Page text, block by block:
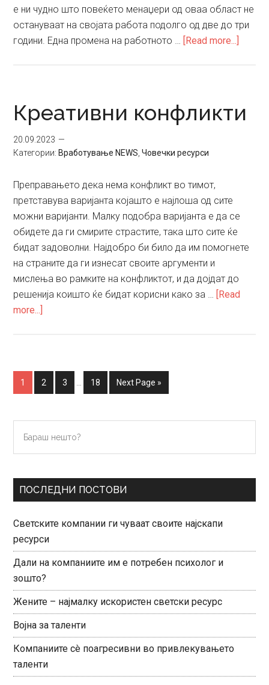
е ни чудно што повеќето менаџери од оваа област не
остануваат на својата работа подолго од две до три
години. Една промена на работното … [Read more...]
Креативни конфликти
20.09.2023
Категории: Вработување NEWS ,Човечки ресурси
Преправањето дека нема конфликт во тимот,
претставува варијанта којашто е најлоша од сите
можни варијанти. Малку подобра варијанта е да се
обидете да ги смирите страстите, така што сите ќе
бидат задоволни. Најдобро би било да им помогнете
на страните да ги изнесат своите аргументи и
мислења во рамките на конфликтот, и да дојдат до
решенија коишто ќе бидат корисни како за … [Read
more...]
Go
to
1
Go
to
2
Go
to
3
Interim
Go
to
18
Go
to
Next Page »
Primary
Sidebar
нешто?
ПОСЛЕДНИ ПОСТОВИ
Светските компании ги чуваат своите најскапи
ресурси
Дали на компаниите им е потребен психолог и
зошто?
Жените – најмалку искористен светски ресурс
Војна за таленти
Компаниите сè поагресивни во привлекувањето
таленти